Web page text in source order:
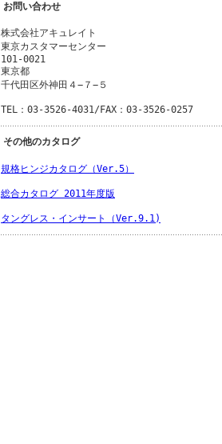
お問い合わせ
株式会社アキュレイト
東京カスタマーセンター
101-0021
東京都
千代田区外神田４−７−５
TEL：03-3526-4031/FAX：03-3526-0257
その他のカタログ
規格ヒンジカタログ（Ver.5）
総合カタログ 2011年度版
タングレス・インサート（Ver.9.1)